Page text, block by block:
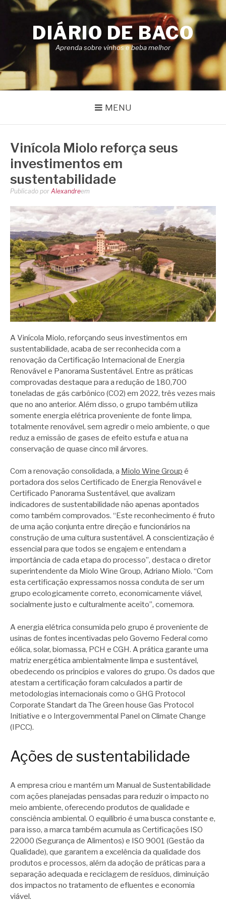
Pular
DIÁRIO DE BACO
Aprenda sobre vinhos e beba melhor
MENU
Vinícola Miolo reforça seus
investimentos em
sustentabilidade
Publicado por Alexandreem
A Vinícola Miolo, reforçando seus investimentos em
sustentabilidade, acaba de ser reconhecida com a
renovação da Certificação Internacional de Energia
Renovável e Panorama Sustentável. Entre as práticas
comprovadas destaque para a redução de 180,700
toneladas de gás carbônico (CO2) em 2022, três vezes mais
que no ano anterior. Além disso, o grupo também utiliza
somente energia elétrica proveniente de fonte limpa,
totalmente renovável, sem agredir o meio ambiente, o que
reduz a emissão de gases de efeito estufa e atua na
conservação de quase cinco mil árvores.
Com a renovação consolidada, a Miolo Wine Group é
portadora dos selos Certificado de Energia Renovável e
Certificado Panorama Sustentável, que avalizam
indicadores de sustentabilidade não apenas apontados
como também comprovados. “Este reconhecimento é fruto
de uma ação conjunta entre direção e funcionários na
construção de uma cultura sustentável. A conscientização é
essencial para que todos se engajem e entendam a
importância de cada etapa do processo”, destaca o diretor
superintendente da Miolo Wine Group, Adriano Miolo. “Com
esta certificação expressamos nossa conduta de ser um
grupo ecologicamente correto, economicamente viável,
socialmente justo e culturalmente aceito”, comemora.
A energia elétrica consumida pelo grupo é proveniente de
usinas de fontes incentivadas pelo Governo Federal como
eólica, solar, biomassa, PCH e CGH. A prática garante uma
matriz energética ambientalmente limpa e sustentável,
obedecendo os princípios e valores do grupo. Os dados que
atestam a certificação foram calculados a partir de
metodologias internacionais como o GHG Protocol
Corporate Standart da The Green house Gas Protocol
Initiative e o Intergovernmental Panel on Climate Change
(IPCC).
Ações de sustentabilidade
A empresa criou e mantém um Manual de Sustentabilidade
com ações planejadas pensadas para reduzir o impacto no
meio ambiente, oferecendo produtos de qualidade e
consciência ambiental. O equilíbrio é uma busca constante e,
para isso, a marca também acumula as Certificações ISO
22000 (Segurança de Alimentos) e ISO 9001 (Gestão da
Qualidade), que garantem a excelência da qualidade dos
produtos e processos, além da adoção de práticas para a
separação adequada e reciclagem de resíduos, diminuição
dos impactos no tratamento de efluentes e economia
viável.